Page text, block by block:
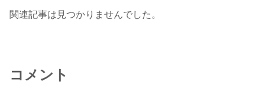
関連記事は見つかりませんでした。
コメント